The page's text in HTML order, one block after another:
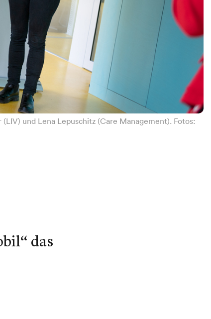
und Lena Lepuschitz (Care Management). Fotos:
das